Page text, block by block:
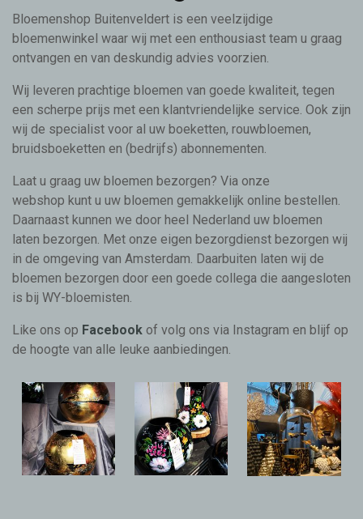
Bloemenshop Buitenveldert is een veelzijdige
bloemenwinkel waar wij met een enthousiast team u graag
ontvangen en van deskundig advies voorzien.
Wij leveren prachtige bloemen van goede kwaliteit, tegen
een scherpe prijs met een klantvriendelijke service. Ook zijn
wij de specialist voor al uw boeketten, rouwbloemen,
bruidsboeketten en (bedrijfs) abonnementen.
Laat u graag uw bloemen bezorgen? Via onze
webshop kunt u uw bloemen gemakkelijk online bestellen.
Daarnaast kunnen we door heel Nederland uw bloemen
laten bezorgen. Met onze eigen bezorgdienst bezorgen wij
in de omgeving van Amsterdam. Daarbuiten laten wij de
bloemen bezorgen door een goede collega die aangesloten
is bij WY-bloemisten.
Like ons op Facebook of volg ons via Instagram en blijf op
de hoogte van alle leuke aanbiedingen.